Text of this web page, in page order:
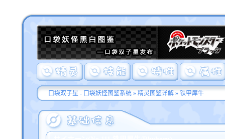
口袋双子星 - 口袋妖怪图鉴系统» 精灵图鉴详解» 铁甲犀牛